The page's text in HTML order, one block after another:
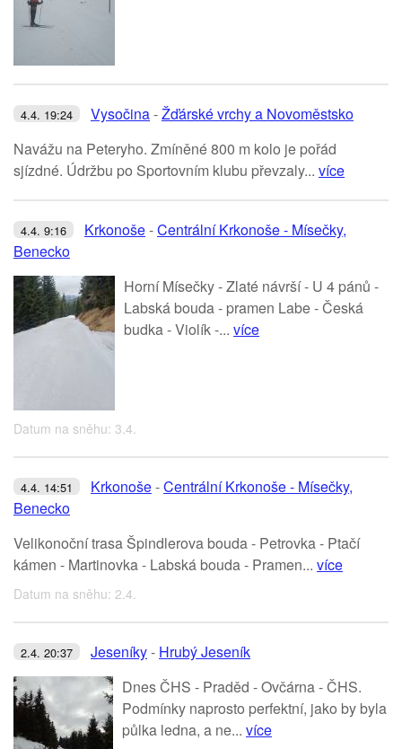
4.4. 19:24 Vysočina-Žďárské vrchy a Novoměstsko
Navážu na Peteryho. Zmíněné 800 m kolo je pořád
sjízdné. Údržbu po Sportovním klubu převzaly... více
4.4. 9:16 Krkonoše-Centrální Krkonoše - Mísečky,
Benecko
Horní Mísečky - Zlaté návrší - U 4 pánů -
Labská bouda - pramen Labe - Česká
budka - Violík -... více
Datum na sněhu: 3.4.
4.4. 14:51 Krkonoše-Centrální Krkonoše - Mísečky,
Benecko
Velikonoční trasa Špindlerova bouda - Petrovka - Ptačí
kámen - Martinovka - Labská bouda - Pramen... více
Datum na sněhu: 2.4.
2.4. 20:37 Jeseníky- Hrubý Jeseník
Dnes ČHS - Praděd - Ovčárna - ČHS.
Podmínky naprosto perfektní, jako by byla
půlka ledna, a ne... více